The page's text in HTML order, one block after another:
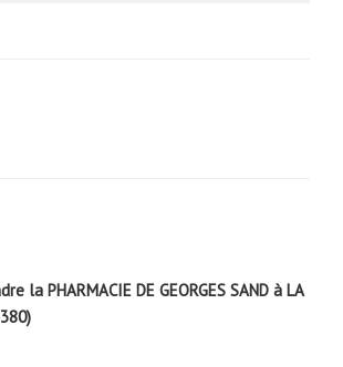
la PHARMACIE DE GEORGES SAND à LA